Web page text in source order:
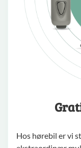
Hos hørebil er vi